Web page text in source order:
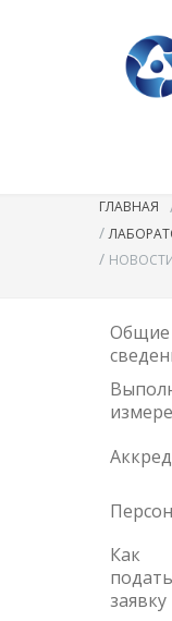
ГЛАВНАЯ
/
/
Общие
Как
подать
заявку